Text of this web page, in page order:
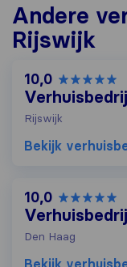
Andere
Rijswijk
10,0
Rijswijk
Bekijk
10,0
Den Haag
Bekijk